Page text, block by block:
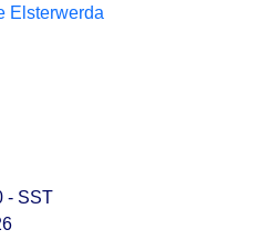
- SST